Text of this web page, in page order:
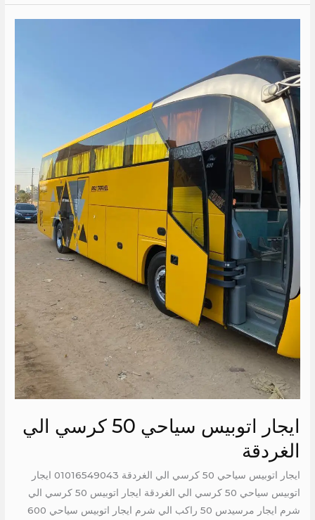
ايجار اتوبيس سياحي 50 كرسي الي
الغردقة
ايجار اتوبيس سياحي 50 كرسي الي الغردقة 01016549043 ايجار
اتوبيس سياحي 50 كرسي الي الغردقة ايجار اتوبيس 50 كرسي الي
شرم ايجار مرسيدس 50 راكب الي شرم ايجار اتوبيس سياحي 600
سياحي
50
كرسي
الي
الغردقة